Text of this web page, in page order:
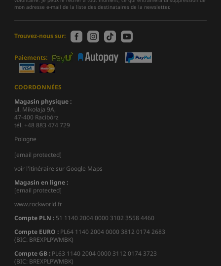
mon adresse e-mail de la liste des destinataires de la newsletter.
Trouvez-nous sur:
Paiements:
COORDONNÉES
Magasin physique :
ul. Mikołaja 9A,
47-400 Racibórz
tél. +48 883 474 729
Pologne
[email protected]
voir l'itinéraire sur Google Maps
Magasin en ligne :
[email protected]
www.rockworld.fr
Compte PLN : 51 1140 2004 0000 3102 3558 4460
Compte EURO : PL64 1140 2004 0000 3812 0174 2683
(BIC: BREXPLPWMBK)
Compte GB : PL63 1140 2004 0000 3112 0174 3723
(BIC: BREXPLPWMBK)